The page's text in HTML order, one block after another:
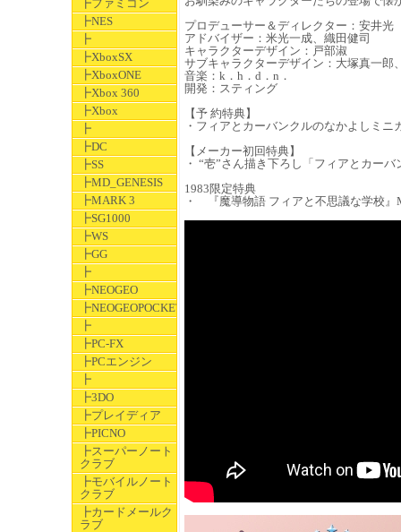
┣ファミコン
┣NES
┣
┣XboxSX
┣XboxONE
┣Xbox 360
┣Xbox
┣
┣DC
┣SS
┣MD_GENESIS
┣MARK 3
┣SG1000
┣WS
┣GG
┣
┣NEOGEO
┣NEOGEOPOCKET
┣
┣PC-FX
┣PCエンジン
┣
┣3DO
┣プレイディア
┣PICNO
┣スーパーノート
クラブ
┣モバイルノート
クラブ
┣カードメールク
ラブ
プロデューサー＆ディレクター：安井光
アドバイザー：米光一成、織田健司
キャラクターデザイン：戸部淑
サブキャラクターデザイン：大塚真一郎
音楽：k．h．d．n．
開発：スティング
【予 約特典】
・フィアとカーバンクルのなかよしミニ
【メーカー初回特典】
・ “壱”さん描き下ろし「フィアとカー
1983限定特典
・ 『魔導物語 フィアと不思議な学校』